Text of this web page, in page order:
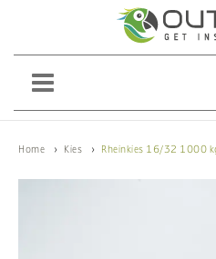
Home Kies Rheinkies 16/32 1000